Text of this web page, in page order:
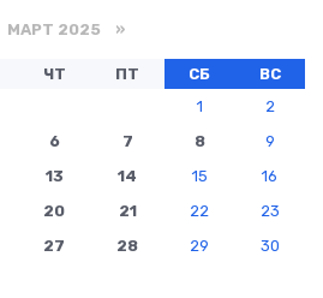
МАРТ 2025 »
ЧТ ПТ СБ
ВС
1
2
6 7 8
9
13 14 15
16
20 21 22
23
27 28 29
30